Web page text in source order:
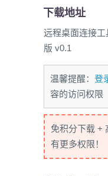
下载地址
远程桌面连接
版 v0.1
温馨提醒： 登
容的访问权限
免积分下载 +
有更多权限！